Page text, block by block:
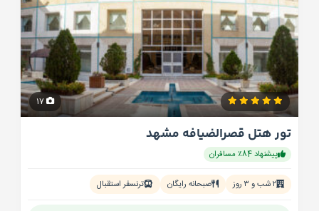
تور هتل قصرالضیافه مشهد
پیشنهاد 84٪ مسافران
۲ شب و ۳ روز صبحانه رایگان ترنسفر استقبال